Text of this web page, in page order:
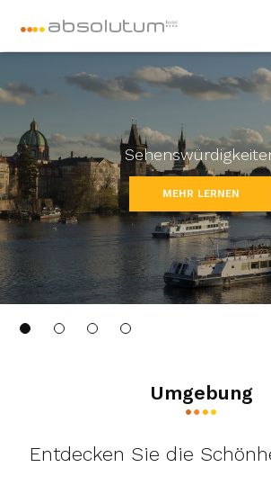
MEHR LERNEN
Umgebung
Entdecken Sie die